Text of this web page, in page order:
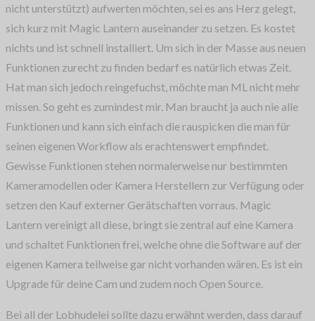
nicht unterstützt) aufwerten möchten, sei es ans Herz gelegt,
sich kurz mit Magic Lantern auseinander zu setzen. Es kostet
nichts und ist schnell installiert. Um sich in der Masse aus neuen
Funktionen zurecht zu finden bedarf es natürlich etwas Zeit.
Hat man sich jedoch reingefuchst, möchte man ML nicht mehr
missen. So geht es zumindest mir. Man braucht ja auch nie alle
Funktionen und kann sich einfach die rauspicken die man für
seinen eigenen Workflow als erachtenswert empfindet.
Gewisse Funktionen stehen normalerweise nur bestimmten
Kameramodellen oder Kamera Herstellern zur Verfügung oder
setzen den Kauf externer Gerätschaften vorraus. Magic
Lantern vereinigt all diese, bringt sie zentral auf eine Kamera
und schaltet Funktionen frei, welche ohne die Software auf der
eigenen Kamera teilweise gar nicht vorhanden wären. Es ist ein
Upgrade für deine Cam und zudem noch Open Source.
Bei all der Lobhudelei sollte dazu erwähnt werden, dass darauf